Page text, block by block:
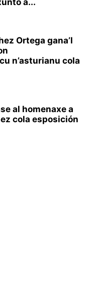
a...
Ortega gana’l
n’asturianu cola
al homenaxe a
cola esposición